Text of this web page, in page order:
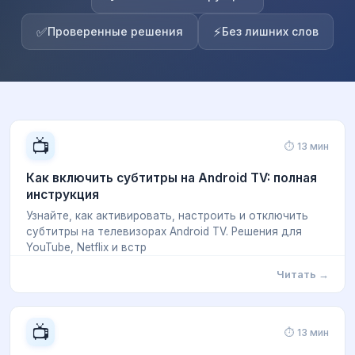
✅Проверенные решения ⚡Без лишних слов
📺 ⏱ 13 мин
Как включить субтитры на Android TV: полная
инструкция
Узнайте, как активировать, настроить и отключить
субтитры на телевизорах Android TV. Решения для
YouTube, Netflix и встр
Читать →
📺 ⏱ 13 мин